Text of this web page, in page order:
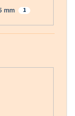
mm 1